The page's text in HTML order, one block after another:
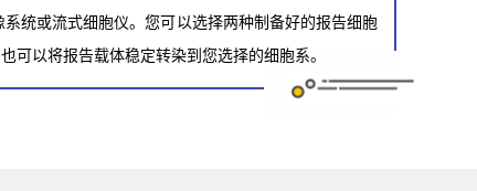
统或流式细胞仪。您可以选择两种制备好的报告细胞
可以将报告载体稳定转染到您选择的细胞系。